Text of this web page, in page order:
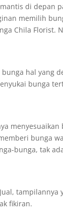
di depan
memilih
Chila Florist.
hal yang
bunga
bunga
bunga, tak
fikiran.